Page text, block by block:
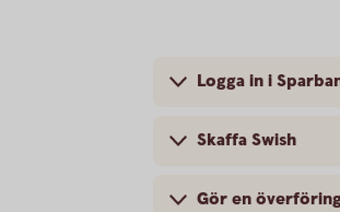
Logga in i
Skaffa Swish
Gör en